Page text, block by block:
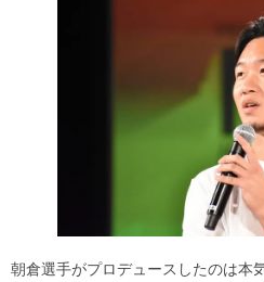
朝倉選手がプロデュースしたのは本